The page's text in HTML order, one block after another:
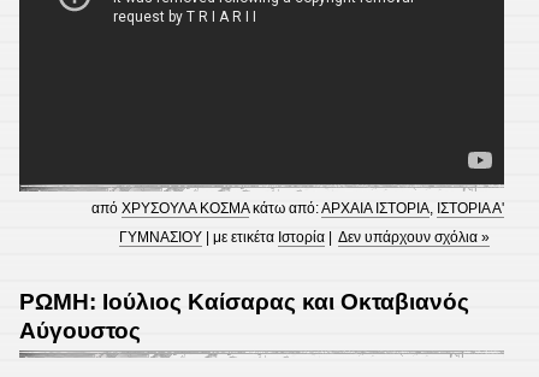
απόΧΡΥΣΟΥΛΑ ΚΟΣΜΑκάτω από:ΑΡΧΑΙΑ ΙΣΤΟΡΙΑ, ΙΣΤΟΡΙΑ Α'
ΓΥΜΝΑΣΙΟΥ | με ετικέτα Ιστορία |Δεν υπάρχουν σχόλια »
ΡΩΜΗ: Ιούλιος Καίσαρας και Οκταβιανός
Αύγουστος